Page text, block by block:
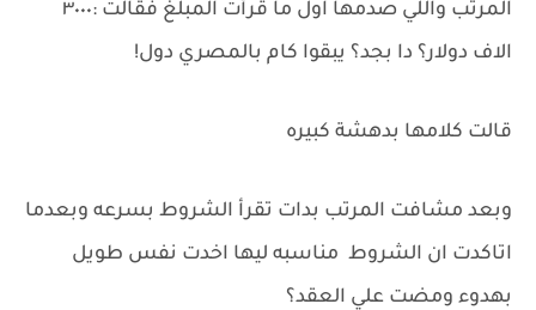
المرتب واللي صدمها اول ما قرأت المبلغ فقالت :٣٠٠٠
الاف دولار؟ دا بجد؟ يبقوا كام بالمصري دول!
قالت كلامها بدهشة كبيره
وبعد مشافت المرتب بدات تقرأ الشروط بسرعه وبعدما
اتاكدت ان الشروط مناسبه ليها اخدت نفس طويل
بهدوء ومضت علي العقد؟